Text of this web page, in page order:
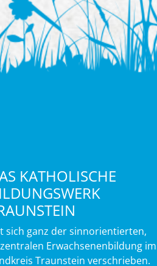
KATHOLISCHE
sich ganz der sinnorientierten,
Erwachsenenbildung im
Traunstein verschrieben.